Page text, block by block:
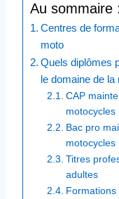
Au sommaire :
Centres de
moto
Quels diplômes
le domaine de la
CAP
motocycles
Bac pro
motocycles
Titres
adultes